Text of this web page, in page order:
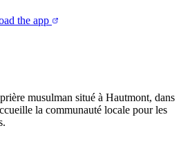
the app
musulman situé à Hautmont, dans
la communauté locale pour les